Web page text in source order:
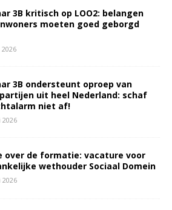
3B kritisch op LOO2: belangen
moeten goed geborgd
3B ondersteunt oproep van
uit heel Nederland: schaf
niet af!
over de formatie: vacature voor
wethouder Sociaal Domein
2026